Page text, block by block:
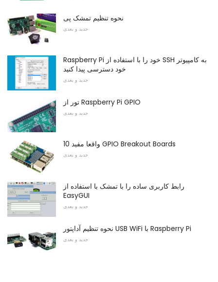
نحوه تنظیم تمشک پی
جدید و بعدی
Raspberry Pi خود را با استفاده از SSH به کامپیوتر
خود دسترسی پیدا کنید
جدید و بعدی
تور از Raspberry Pi GPIO
جدید و بعدی
10 واقعا مفید GPIO Breakout Boards
جدید و بعدی
رابط کاربری ساده را با تمشک با استفاده از
EasyGUI
جدید و بعدی
نحوه تنظیم آداپتور USB WiFi با Raspberry Pi
جدید و بعدی